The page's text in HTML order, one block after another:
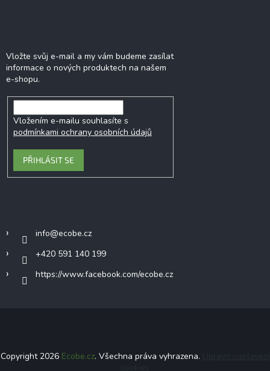
Vložte svůj e-mail a my vám budeme zasílat
informace o nových produktech na našem
e-shopu.
Vložením e-mailu souhlasíte s
podmínkami ochrany osobních údajů
PŘIHLÁSIT SE
info@ecobe.cz
+420 591 140 199
https://www.facebook.com/ecobe.cz
Copyright 2026 Ecobe.cz. Všechna práva vyhrazena.